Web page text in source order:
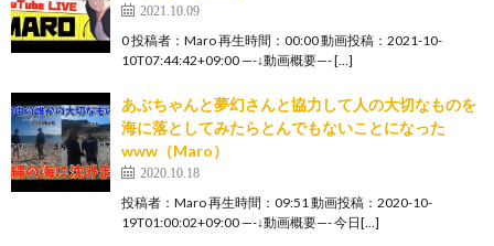
2021.10.09
0 投稿者：Maro 再生時間：00:00 動画投稿：2021-10-
10T07:44:42+09:00 —-↓動画概要—- […]
あぶちゃんと夢幻さんと協力して人の大切なものを
海に落としてみたらとんでもないことになった
www（Maro）
2020.10.18
投稿者：Maro 再生時間：09:51 動画投稿：2020-10-
19T01:00:02+09:00 —-↓動画概要—- 今日[…]